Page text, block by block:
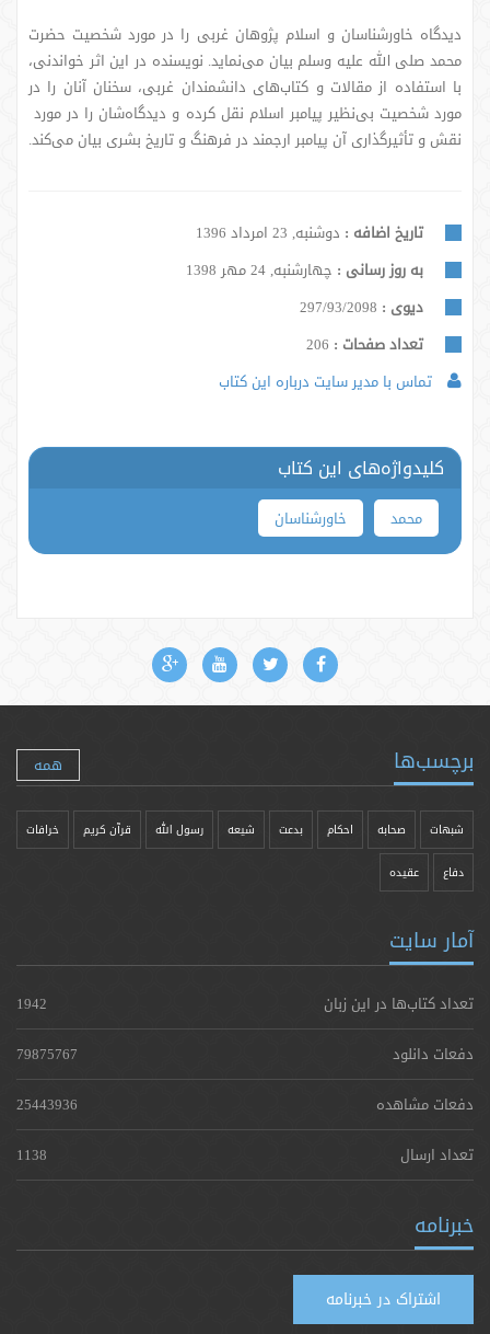
دیدگاه خاورشناسان و اسلام پژوهان غربی را در مورد شخصیت حضرت
محمد صلی الله علیه وسلم بیان می‌نماید. نویسنده در این اثر خواندنی،
با استفاده از مقالات و کتاب‌های دانشمندان غربی، سخنان آنان را در
مورد شخصیت بی‌نظیر پیامبر اسلام نقل کرده و دیدگاه‌شان را در مورد
نقش و تأثیرگذاری آن پیامبر ارجمند در فرهنگ و تاریخ بشری بیان می‌کند.
تاریخ اضافه : دوشنبه, 23 امرداد 1396
به روز رسانی : چهارشنبه, 24 مهر 1398
دیوی : 297/93/2098
تعداد صفحات :
تماس با مدیر سایت درباره این کتاب
کلیدواژه‌های این کتاب
محمد خاورشناسان
برچسب‌ها همه
شبهات صحابه احکام بدعت شیعه رسول الله قرآن کریم خرافات
دفاع عقیده
آمار سایت
تعداد کتاب‌ها در این زبان
1942
دفعات دانلود
79875767
دفعات مشاهده
25443936
تعداد ارسال
1138
خبرنامه
اشتراک در خبرنامه